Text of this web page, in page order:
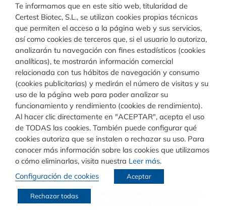
Raw Materials
Toggle
Navigation
Materiales para inmunodiagnóstico
Materiales para diagnóstico molecular
Diagnóstico
Toggle
Navigation
Rapid Test
Turbilatex
Calidad
© COPYRIGHTCERTEST BIOTEC.
POLÍTICA DE COOKIES
Te informamos que en este sitio web, titularidad de
Certest Biotec, S.L., se utilizan cookies propias técnicas
que permiten el acceso a la página web y sus servicios,
así como cookies de terceros que, si el usuario lo autoriza,
analizarán tu navegación con fines estadísticos (cookies
analíticas), te mostrarán información comercial
relacionada con tus hábitos de navegación y consumo
(cookies publicitarias) y medirán el número de visitas y su
uso de la página web para poder analizar su
funcionamiento y rendimiento (cookies de rendimiento).
Al hacer clic directamente en "ACEPTAR", acepta el uso
de TODAS las cookies. También puede configurar qué
cookies autoriza que se instalen o rechazar su uso. Para
conocer más información sobre las cookies que utilizamos
o cómo eliminarlas, visita nuestra Leer más.
Configuración de cookies
Aceptar
Rechazar todas